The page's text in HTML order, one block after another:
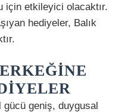
için etkileyici olacaktır.
hediyeler, Balık
gücü geniş, duygusal